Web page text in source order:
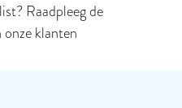
Raadpleeg de
onze klanten